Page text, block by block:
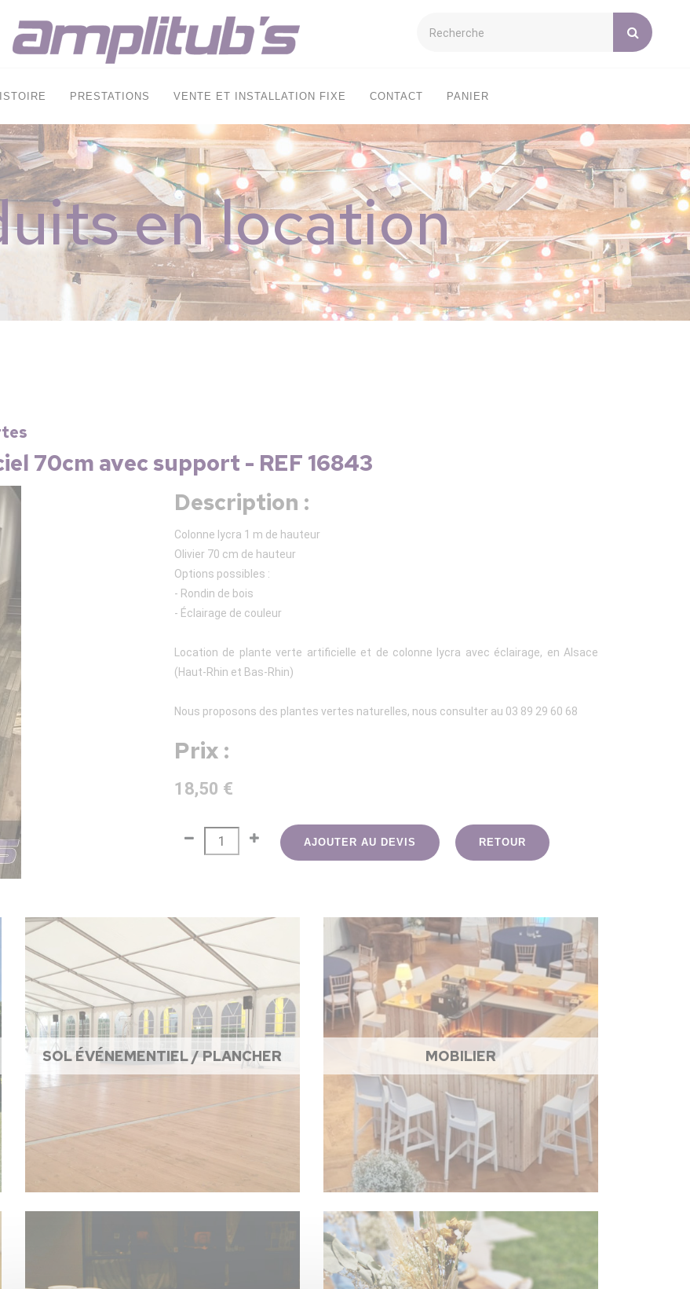
PRESTATIONS VENTE ET INSTALLATION FIXE CONTACT PANIER
en location
70cm avec support - REF 16843
Description :
Colonne lycra 1 m de hauteur
Olivier 70 cm de hauteur
Options possibles :
- Rondin de bois
- Éclairage de couleur
Location de plante verte artificielle et de colonne lycra avec éclairage, en Alsace
(Haut-Rhin et Bas-Rhin)
Nous proposons des plantes vertes naturelles, nous consulter au 03 89 29 60 68
Prix :
18,50 €
AJOUTER AU DEVIS RETOUR
SOL ÉVÉNEMENTIEL / PLANCHER MOBILIER